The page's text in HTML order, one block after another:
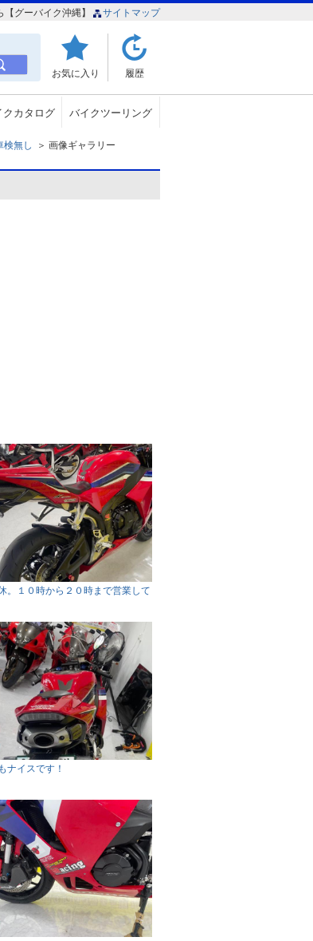
グーバイク沖縄】 サイトマップ
お気に入り 履歴
クカタログ バイクツーリング
検無し ＞ 画像ギャラリー
。１０時から２０時まで営業して
ナイスです！